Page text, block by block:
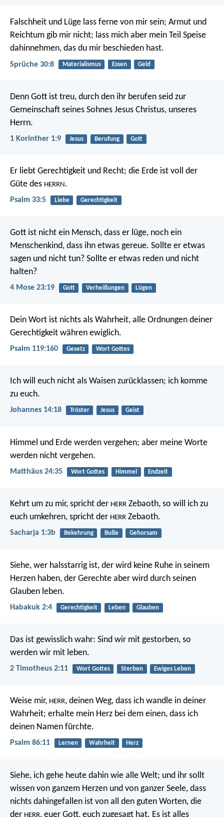
Falschheit und Lüge lass ferne von mir sein; Armut und
Reichtum gib mir nicht; lass mich aber mein Teil Speise
dahinnehmen, das du mir beschieden hast.
Sprüche 30:8 Materialismus Essen Geld
Denn Gott ist treu, durch den ihr berufen seid zur
Gemeinschaft seines Sohnes Jesus Christus, unseres
Herrn.
1 Korinther 1:9 Jesus Berufung Gott
Er liebt Gerechtigkeit und Recht; die Erde ist voll der
Güte des HERRN.
Psalm 33:5 Liebe Gerechtigkeit
Gott ist nicht ein Mensch, dass er lüge, noch ein
Menschenkind, dass ihn etwas gereue. Sollte er etwas
sagen und nicht tun? Sollte er etwas reden und nicht
halten?
4 Mose 23:19 Gott Verheißungen Lügen
Dein Wort ist nichts als Wahrheit, alle Ordnungen deiner
Gerechtigkeit währen ewiglich.
Psalm 119:160 Gesetz Wort Gottes
Ich will euch nicht als Waisen zurücklassen; ich komme
zu euch.
Johannes 14:18 Tröster Jesus Geist
Himmel und Erde werden vergehen; aber meine Worte
werden nicht vergehen.
Matthäus 24:35 Wort Gottes Himmel Endzeit
Kehrt um zu mir, spricht der HERR Zebaoth, so will ich zu
euch umkehren, spricht der HERR Zebaoth.
Sacharja 1:3b Bekehrung Buße Gehorsam
Siehe, wer halsstarrig ist, der wird keine Ruhe in seinem
Herzen haben, der Gerechte aber wird durch seinen
Glauben leben.
Habakuk 2:4 Gerechtigkeit Leben Glauben
Das ist gewisslich wahr: Sind wir mit gestorben, so
werden wir mit leben.
2 Timotheus 2:11 Wort Gottes Sterben Ewiges Leben
Weise mir, HERR, deinen Weg, dass ich wandle in deiner
Wahrheit; erhalte mein Herz bei dem einen, dass ich
deinen Namen fürchte.
Psalm 86:11 Lernen Wahrheit Herz
Siehe, ich gehe heute dahin wie alle Welt; und ihr sollt
wissen von ganzem Herzen und von ganzer Seele, dass
nichts dahingefallen ist von all den guten Worten, die
der HERR, euer Gott, euch zugesagt hat. Es ist alles